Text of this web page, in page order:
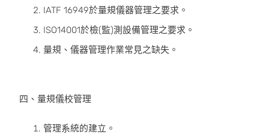
IATF 16949於量規儀器管理之要求。
ISO14001於檢(監)測設備管理之要求。
量規、儀器管理作業常見之缺失。
四、量規儀校管理
管理系統的建立。